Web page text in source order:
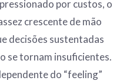
por custos, o
crescente de mão
decisões sustentadas
se tornam insuficientes.
do “feeling”